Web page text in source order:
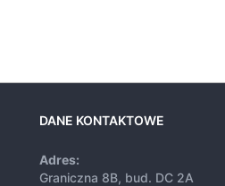
DANE KONTAKTOWE
Adres:
Graniczna 8B, bud. DC 2A